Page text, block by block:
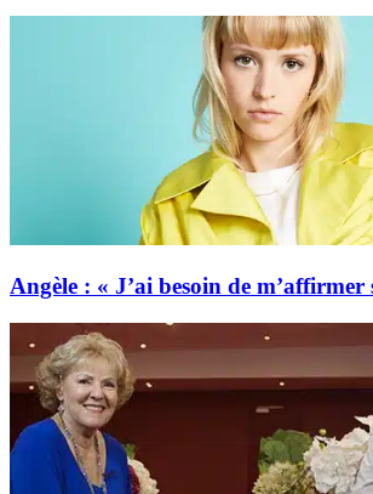
Angèle : « J’ai besoin de m’affirmer